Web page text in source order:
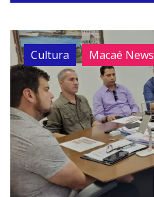
Cultura Macaé News